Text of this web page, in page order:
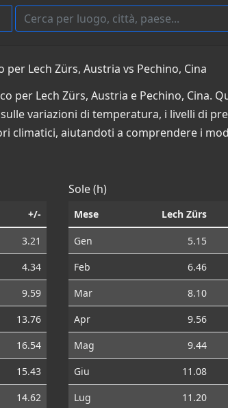
Lech Zürs, Austria vs Pechino, Cina
per Lech Zürs, Austria e Pechino, Cina.
variazioni di temperatura, i livelli di
climatici, aiutandoti a comprendere i
+/-
3.21
4.34
9.59
13.76
16.54
15.43
14.62
Sole (h)
Mese Lech Zürs
Gen 5.15
Feb
6.46
Mar
8.10
Apr
9.56
Mag
9.44
Giu
11.08
Lug
11.20